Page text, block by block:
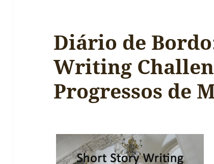
Diário de
Writing
Progressos de